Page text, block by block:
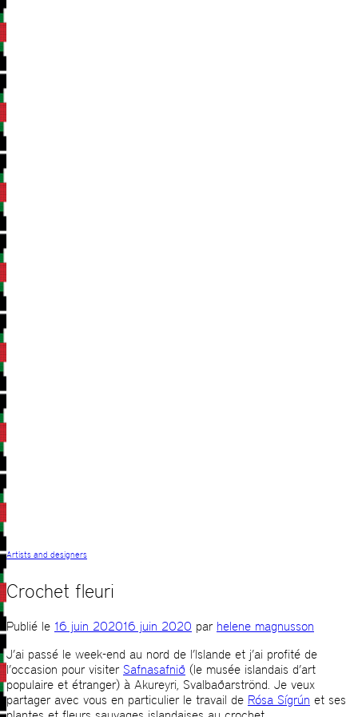
Artists and designers
Crochet fleuri
Publié le 16 juin 202016 juin 2020 par helene magnusson
J’ai passé le week-end au nord de l’Islande et j’ai profité de
l’occasion pour visiter Safnasafnið (le musée islandais d’art
populaire et étranger) à Akureyri, Svalbaðarströnd. Je veux
partager avec vous en particulier le travail de Rósa Sígrún et ses